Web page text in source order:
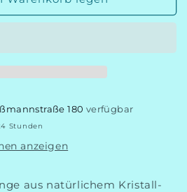
180 verfügbar
Stunden
anzeigen
aus natürlichem Kristall-